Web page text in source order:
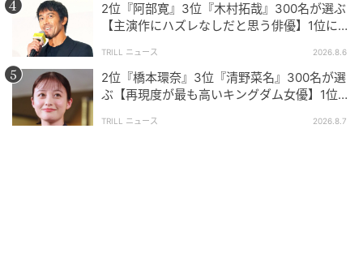
※本記事は、自社で募集したアンケートの回答者300名
の意見を集計した結果に基づき制作しています。社会
全体の意見を代表、あるいは断定するものではないこ
とを、あらかじめご了承ください。
※記事内の情報は執筆時点の内容です。
2位『阿部寛』3位『木村拓哉』300名が選ぶ
【主演作にハズレなしだと思う俳優】1位に
TRILL ニュース 2026.8.6
2位『橋本環奈』3位『清野菜名』300名が選
ぶ【再現度が最も高いキングダム女優】1位に
TRILL ニュース 2026.8.7